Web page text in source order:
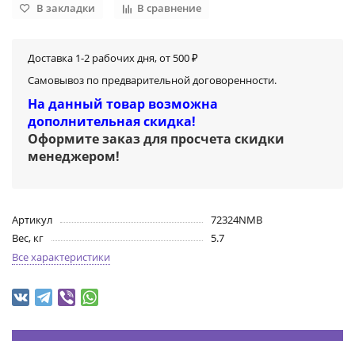
В закладки В сравнение
Доставка 1-2 рабочих дня, от 500 ₽
Самовывоз по предварительной договоренности.
На данный товар возможна
дополнительная скидка!
Оформите заказ для просчета скидки
менеджером!
Артикул
72324NMB
Вес, кг
5.7
Все характеристики